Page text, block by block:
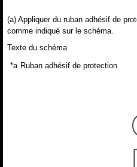
(a) Appliquer du ruban adhésif de
comme indiqué sur le schéma.
Texte du schéma
*a Ruban adhésif de protection